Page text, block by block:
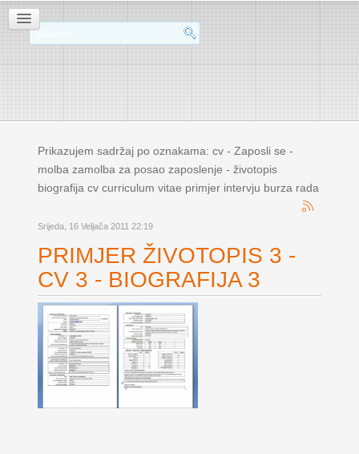
Prikazujem sadržaj po oznakama: cv - Zaposli se -
molba zamolba za posao zaposlenje - životopis
biografija cv curriculum vitae primjer intervju burza rada
Srijeda, 16 Veljača 2011 22:19
PRIMJER ŽIVOTOPIS 3 -
CV 3 - BIOGRAFIJA 3